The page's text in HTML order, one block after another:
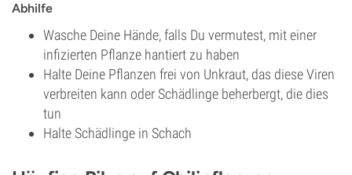
Abhilfe
Wasche Deine Hände, falls Du vermutest, mit einer
infizierten Pflanze hantiert zu haben
Halte Deine Pflanzen frei von Unkraut, das diese Viren
verbreiten kann oder Schädlinge beherbergt, die dies
tun
Halte Schädlinge in Schach